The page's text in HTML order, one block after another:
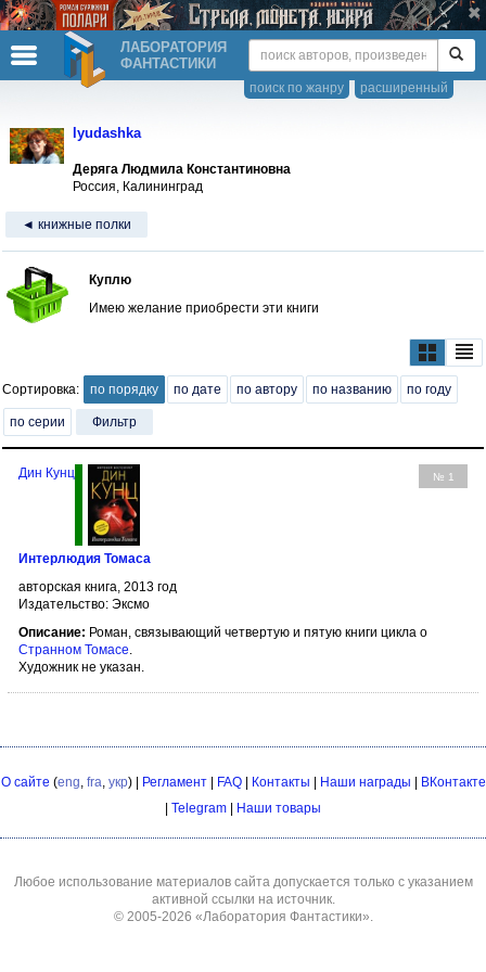
ЛАБОРАТОРИЯ
ФАНТАСТИКИ
расширенный
поиск по жанру
lyudashka
Деряга Людмила Константиновна
Россия, Калининград
◄ книжные полки
Куплю
Имею желание приобрести эти книги
Сортировка: по порядку по дате по автору по названию по году
по серии Фильтр
№ 1
Дин Кунц
Интерлюдия Томаса
авторская книга, 2013 год
Издательство: Эксмо
Описание: Роман, связывающий четвертую и пятую книги цикла о
Странном Томасе.
Художник не указан.
О сайте (eng, fra, укр) | Регламент| FAQ| Контакты Наши награды
ВКонтакте
Telegram Наши товары
Любое использование материалов сайта допускается только с указанием
активной ссылки на источник.
© 2005-2026 «Лаборатория Фантастики».